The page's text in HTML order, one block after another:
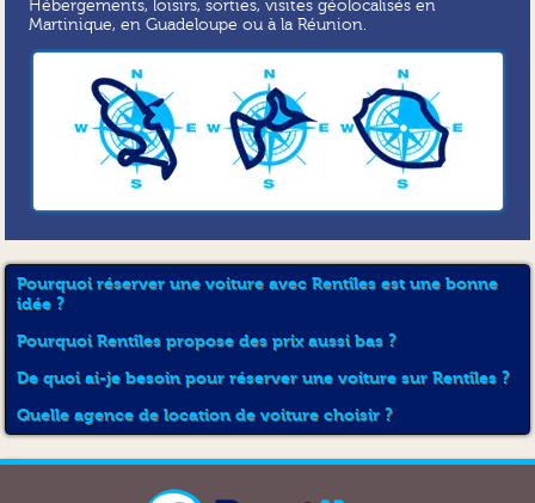
Hébergements, loisirs, sorties, visites géolocalisés en
Martinique, en Guadeloupe ou à la Réunion.
Pourquoi réserver une voiture avec Rentîles est une bonne
idée ?
Pourquoi Rentîles propose des prix aussi bas ?
De quoi ai-je besoin pour réserver une voiture sur Rentîles ?
Quelle agence de location de voiture choisir ?